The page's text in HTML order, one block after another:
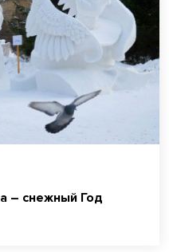
– снежный Год